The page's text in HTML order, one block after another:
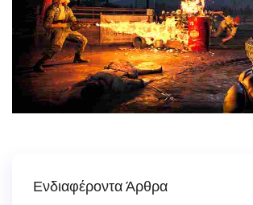
Ενδιαφέροντα Άρθρα